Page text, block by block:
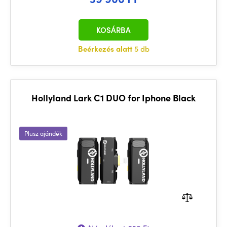
Beérkezés alatt5 db
KOSÁRBA
Hollyland Lark C1 DUO for Iphone Black
Plusz ajándék